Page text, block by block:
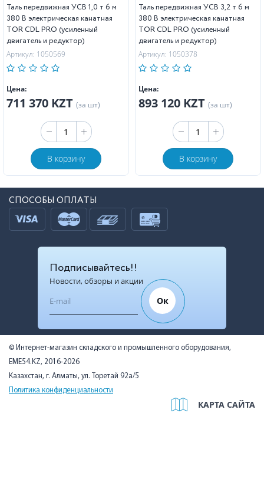
Таль передвижная УСВ 1,0 т 6 м
380 В электрическая канатная
TOR CDL PRO (усиленный
двигатель и редуктор)
Артикул: 1050569
Цена:
711 370 KZT (за шт)
В корзину
Таль передвижная УСВ 3,2 т 6 м
380 В электрическая канатная
TOR CDL PRO (усиленный
двигатель и редуктор)
Артикул: 1050378
Цена:
893 120 KZT (за шт)
В корзину
СПОСОБЫ ОПЛАТЫ
Подписывайтесь!!
Новости, обзоры и акции
Ок
© Интернет-магазин складского и промышленного оборудования,
EME54.KZ, 2016-2026
Казахстан, г. Алматы, ул. Торетай 92а/5
Политика конфиденциальности
КАРТА САЙТА